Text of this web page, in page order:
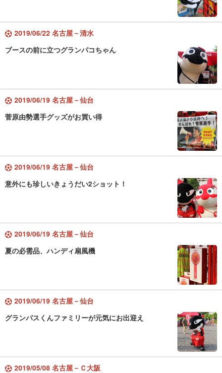
2019/06/22 名古屋－清水
ブースの前に立つグランパコちゃん
2019/06/19 名古屋－仙台
菅原由勢選手グッズがお買い得
2019/06/19 名古屋－仙台
意外にも珍しいきょうだい2ショット！
2019/06/19 名古屋－仙台
夏の必需品、ハンディ扇風機
2019/06/19 名古屋－仙台
グランパスくんファミリーが元気にお出迎え
2019/05/08 名古屋－Ｃ大阪